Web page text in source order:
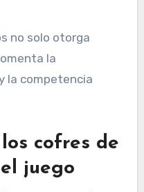
no solo otorga
la
la competencia
cofres de
juego